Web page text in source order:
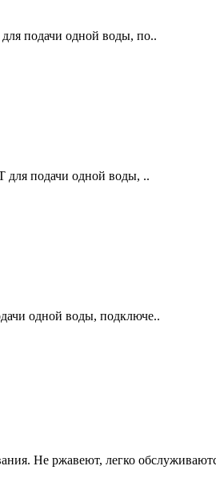
подачи одной воды, по..
для подачи одной воды, ..
одной воды, подключе..
Не ржавеют, легко